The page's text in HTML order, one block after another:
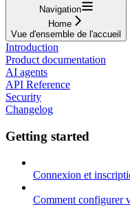
Navigation
Home
Vue d'ensemble de l'accueil
Introduction
Product documentation
AI agents
API Reference
Security
Changelog
Getting started
Connexion et
Comment configurer